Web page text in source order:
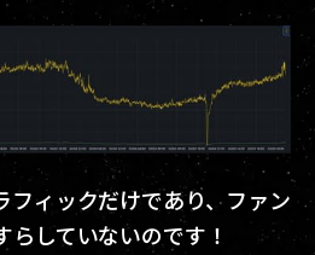
フィックだけであり、ファン
していないのです！